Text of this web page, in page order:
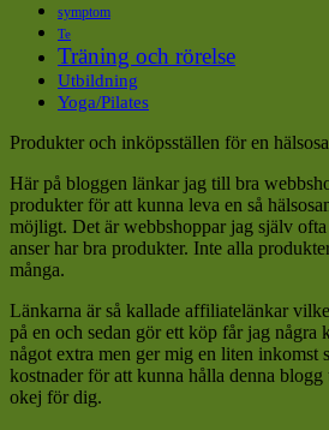
symptom
Te
Träning och rörelse
Utbildning
Yoga/Pilates
Produkter och inköpsställen för en
Här på bloggen länkar jag till bra
produkter för att kunna leva en så
möjligt. Det är webbshoppar jag själv
anser har bra produkter. Inte alla
många.
Länkarna är så kallade affiliatelänkar
på en och sedan gör ett köp får jag några
något extra men ger mig en liten inkomst
kostnader för att kunna hålla denna
okej för dig.